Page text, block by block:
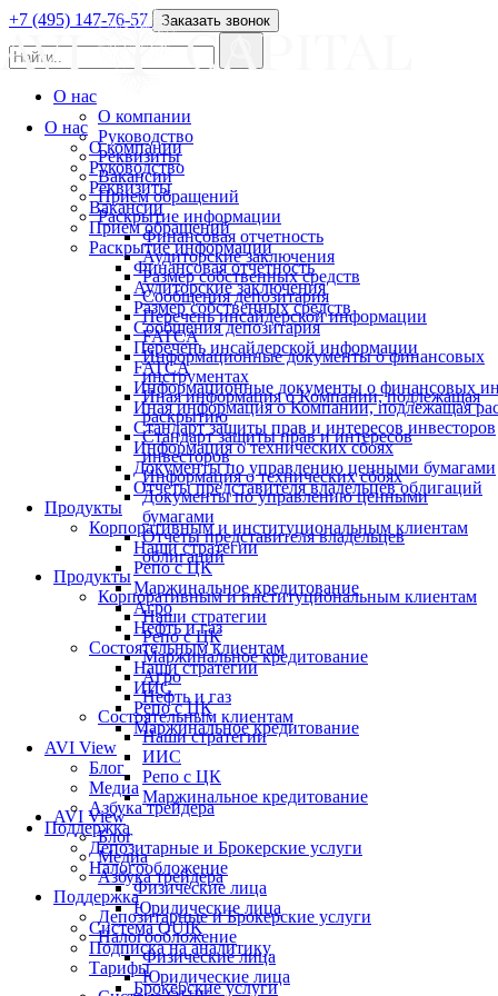
О нас
О компании
Руководство
Реквизиты
Вакансии
Прием обращений
Раскрытие информации
Финансовая отчетность
Аудиторские заключения
Размер собственных средств
Сообщения депозитария
Перечень инсайдерской информации
FATCA
Информационные документы о финансовых
Иная информация о Компании, подлежащая
Стандарт защиты прав и интересов инвесторов
Информация о технических сбоях
Документы по управлению ценными бумагами
Отчеты представителя владельцев облигаций
Продукты
Корпоративным и институциональным клиентам
Наши стратегии
Репо с ЦК
Маржинальное кредитование
Агро
Нефть и газ
Состоятельным клиентам
Наши стратегии
ИИС
Репо с ЦК
Маржинальное кредитование
AVI View
Блог
Медиа
Азбука трейдера
Поддержка
Депозитарные и Брокерские услуги
Налогообложение
Физические лица
Юридические лица
Система QUIK
Подписка на аналитику
Тарифы
Брокерские услуги
+7 (495) 147-76-57 Заказать звонок
О нас
О компании
Руководство
Реквизиты
Вакансии
Прием обращений
Раскрытие информации
Финансовая отчетность
Аудиторские заключения
Размер собственных средств
Сообщения депозитария
Перечень инсайдерской информации
FATCA
Информационные документы о финансовых
инструментах
Иная информация о Компании, подлежащая
раскрытию
Стандарт защиты прав и интересов
инвесторов
Информация о технических сбоях
Документы по управлению ценными
бумагами
Отчеты представителя владельцев
облигаций
Продукты
Корпоративным и институциональным клиентам
Наши стратегии
Репо с ЦК
Маржинальное кредитование
Агро
Нефть и газ
Состоятельным клиентам
Наши стратегии
ИИС
Репо с ЦК
Маржинальное кредитование
AVI View
Блог
Медиа
Азбука трейдера
Поддержка
Депозитарные и Брокерские услуги
Налогообложение
Физические лица
Юридические лица